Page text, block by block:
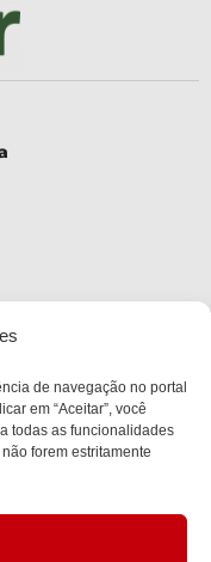
de navegação no portal
em “Aceitar”, você
todas as funcionalidades
forem estritamente
João